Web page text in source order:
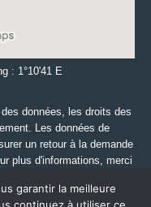
: 1°10'41 E
données, les droits des
Les données de
un retour à la demande
plus d'informations, merci
garantir la meilleure